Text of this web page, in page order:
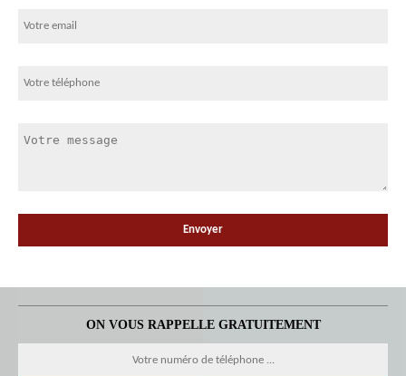
ON VOUS RAPPELLE GRATUITEMENT